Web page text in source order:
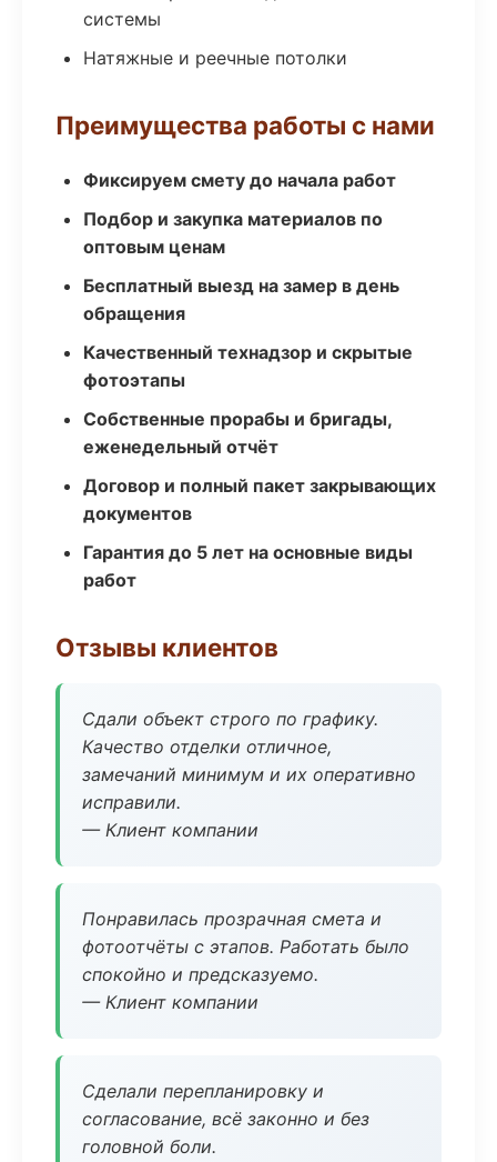
системы
Натяжные и реечные потолки
Преимущества работы с нами
Фиксируем смету до начала работ
Подбор и закупка материалов по
оптовым ценам
Бесплатный выезд на замер в день
обращения
Качественный технадзор и скрытые
фотоэтапы
Собственные прорабы и бригады,
еженедельный отчёт
Договор и полный пакет закрывающих
документов
Гарантия до 5 лет на основные виды
работ
Отзывы клиентов
Сдали объект строго по графику.
Качество отделки отличное,
замечаний минимум и их оперативно
исправили.
— Клиент компании
Понравилась прозрачная смета и
фотоотчёты с этапов. Работать было
спокойно и предсказуемо.
— Клиент компании
Сделали перепланировку и
согласование, всё законно и без
головной боли.